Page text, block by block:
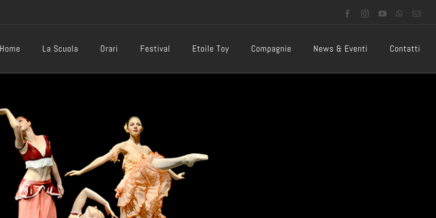
FacebookInstagramYouTubeWhatsApp
Home La Scuola Orari Festival Etoile Toy Compagnie News & Eventi Contatti